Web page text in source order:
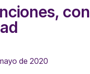
con
de 2020